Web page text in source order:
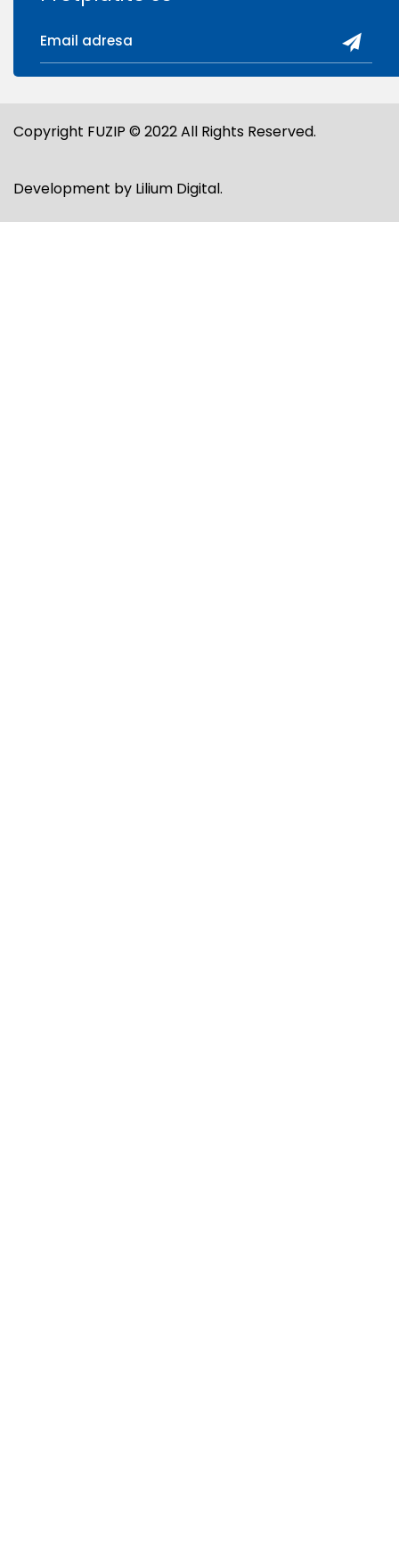
Copyright FUZIP © 2022 All Rights Reserved.
Development by Lilium Digital.